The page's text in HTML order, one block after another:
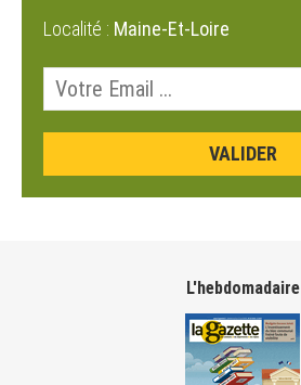
Localité : Maine-Et-Loire
L'hebdomadaire